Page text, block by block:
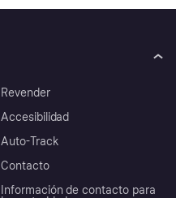
Revender
Accesibilidad
Auto-Track
Contacto
Información de contacto para